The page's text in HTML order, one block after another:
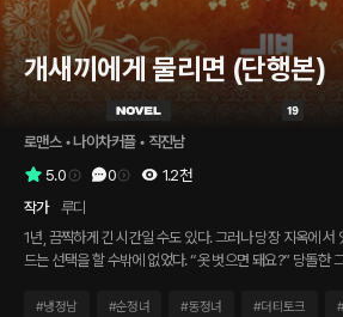
개새끼에게 물리면 (단행본)
로맨스 • 나이차커플 • 직진남
5.0
0 1.2천
작가
루디
1년, 끔찍하게 긴 시간일 수도 있다. 그러나 당장 지옥에 서
드는 선택을 할 수밖에 없었다. “옷 벗으면 돼요?” 당돌한 그녀의 물음에 조중혁의 입가
들어온 게 기쁜 건지도 모르겠다. 그는 단단한 턱을 움직여 가볍게 고개를 끄덕였다. 그
#냉정남 #순정녀 #동정녀 #더티토크